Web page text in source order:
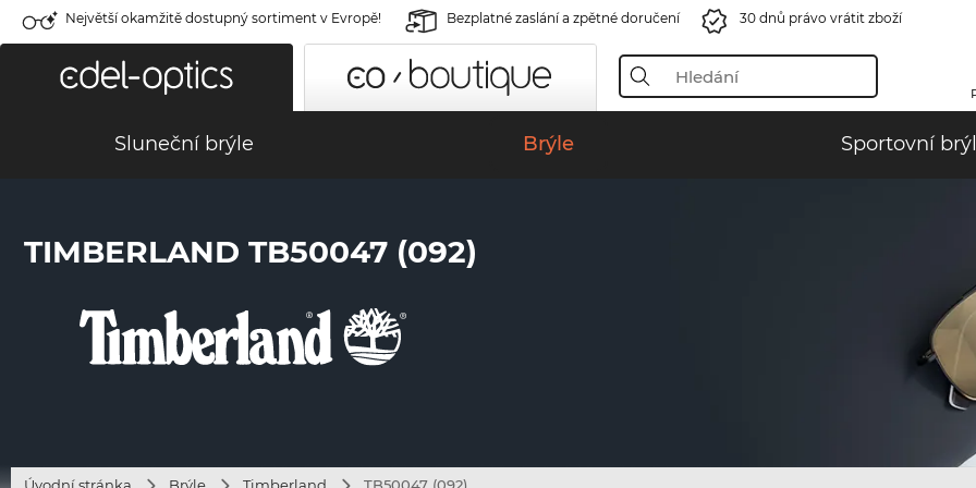
Největší okamžitě dostupný sortiment v Evropě! Bezplatné zaslání a zpětné doručení 30 dnů právo vrátit zboží
Sluneční brýle Brýle Sportovní
TIMBERLAND TB50047 (092)